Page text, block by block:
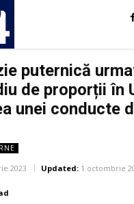
puternică
de proporții în
unei conducte
2023 Updated: 1 octombrie